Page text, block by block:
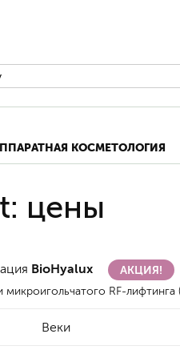
КОСМЕТОЛОГИЯ
цены
BioHyalux АКЦИЯ!
микроигольчатого RF-
Веки